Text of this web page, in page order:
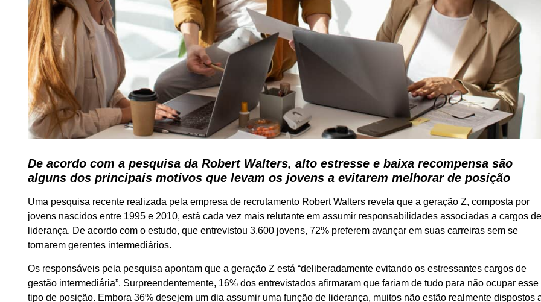
De acordo com a pesquisa da Robert Walters, alto estresse e baixa recompensa são
alguns dos principais motivos que levam os jovens a evitarem melhorar de posição
Uma pesquisa recente realizada pela empresa de recrutamento Robert Walters revela que a geração Z, composta por
jovens nascidos entre 1995 e 2010, está cada vez mais relutante em assumir responsabilidades associadas a cargos
liderança. De acordo com o estudo, que entrevistou 3.600 jovens, 72% preferem avançar em suas carreiras sem se
tornarem gerentes intermediários.
Os responsáveis pela pesquisa apontam que a geração Z está “deliberadamente evitando os estressantes cargos de
gestão intermediária”. Surpreendentemente, 16% dos entrevistados afirmaram que fariam de tudo para não ocupar esse
tipo de posição. Embora 36% desejem um dia assumir uma função de liderança, muitos não estão realmente dispostos